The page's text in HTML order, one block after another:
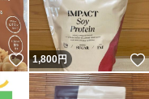
いいね！
1,800円